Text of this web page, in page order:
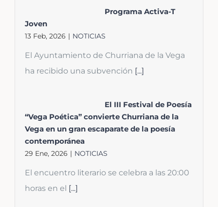
Programa Activa-T
Joven
13 Feb, 2026 | NOTICIAS
El Ayuntamiento de Churriana de la Vega
ha recibido una subvención [...]
El III Festival de Poesía
“Vega Poética” convierte Churriana de la
Vega en un gran escaparate de la poesía
contemporánea
29 Ene, 2026 | NOTICIAS
El encuentro literario se celebra a las 20:00
horas en el [...]